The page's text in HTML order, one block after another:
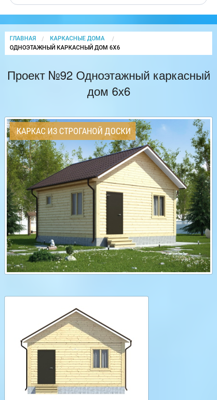
ГЛАВНАЯ
КАРКАСНЫЕ ДОМА
CURRENT:
ОДНОЭТАЖНЫЙ КАРКАСНЫЙ ДОМ 6Х6
Проект №92 Одноэтажный каркасный
дом 6х6
КАРКАС ИЗ СТРОГАНОЙ ДОСКИ